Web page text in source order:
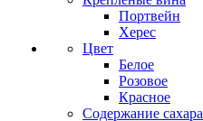
Портвейн
Херес
Цвет
Белое
Розовое
Красное
Содержание сахара